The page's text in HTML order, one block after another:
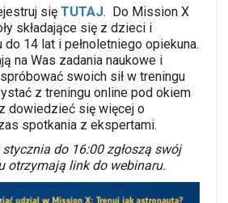
się TUTAJ. Do Mission X
składające się z dzieci i
14 lat i pełnoletniego opiekuna.
na Was zadania naukowe i
swoich sił w treningu
z treningu online pod okiem
dowiedzieć się więcej o
spotkania z ekspertami.
stycznia do 16:00 zgłoszą swój
otrzymają link do webinaru.